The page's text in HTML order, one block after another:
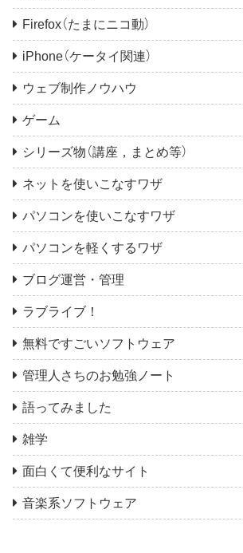
Firefox（たまにニコ動）
iPhone（ケータイ関連）
ウェブ制作ノウハウ
ゲーム
シリーズ物（講座，まとめ等）
ネットを使いこなすワザ
パソコンを使いこなすワザ
パソコンを軽くするワザ
ブログ運営・管理
ラブライブ！
無料ですごいソフトウェア
管理人さちのお勉強ノート
語ってみました
雑学
面白くて便利なサイト
音楽系ソフトウェア